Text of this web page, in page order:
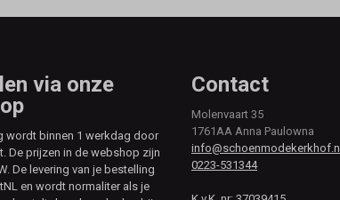
via onze
wordt binnen 1 werkdag door
De prijzen in de webshop zijn
De levering van je bestelling
en wordt normaliter als je
Contact
Molenvaart 35
1761AA Anna Paulowna
info@schoenmodekerkhof.nl
0223-531344